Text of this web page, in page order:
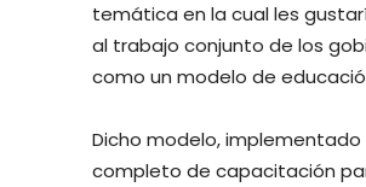
temática en la cual les
al trabajo conjunto de los
como un modelo de
Dicho modelo,
completo de capacitación